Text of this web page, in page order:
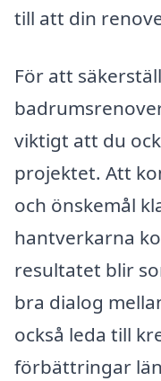
till att din
För att
viktigt att du
projektet. Att
och önskemål
hantverkarna
resultatet blir
bra dialog
också leda till
förbättringar